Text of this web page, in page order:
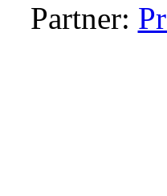
Partner: